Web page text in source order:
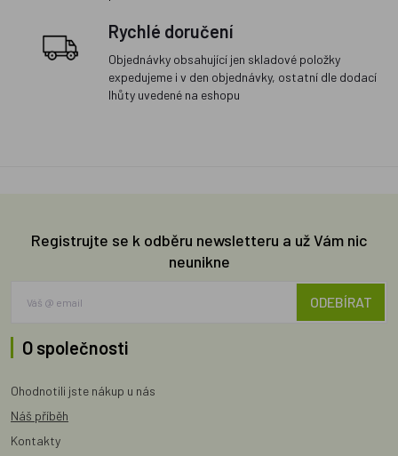
Rychlé doručení
Objednávky obsahující jen skladové položky
expedujeme i v den objednávky, ostatní dle dodací
lhůty uvedené na eshopu
Registrujte se k odběru newsletteru a už Vám nic
neunikne
ODEBÍRAT
O společnosti
Ohodnotili jste nákup u nás
Náš příběh
Kontakty